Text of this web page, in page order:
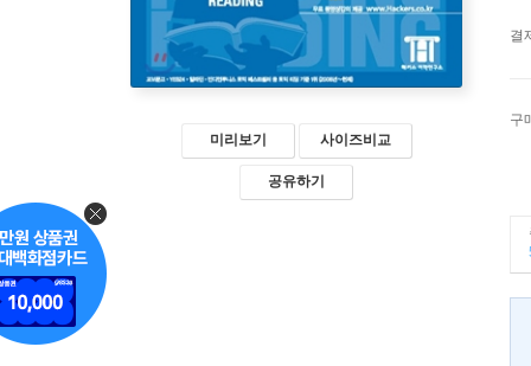
미리보기 사이즈비교
공유하기
결
구